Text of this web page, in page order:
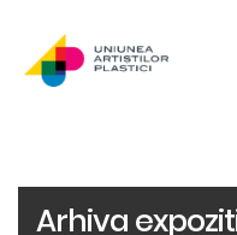
UAP Galerie
Arhiva